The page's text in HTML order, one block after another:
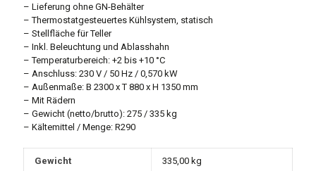
– Lieferung ohne GN-Behälter
– Thermostatgesteuertes Kühlsystem, statisch
– Stellfläche für Teller
– Inkl. Beleuchtung und Ablasshahn
– Temperaturbereich: +2 bis +10 °C
– Anschluss: 230 V / 50 Hz / 0,570 kW
– Außenmaße: B 2300 x T 880 x H 1350 mm
– Mit Rädern
– Gewicht (netto/brutto): 275 / 335 kg
– Kältemittel / Menge: R290
Gewicht 335,00 kg